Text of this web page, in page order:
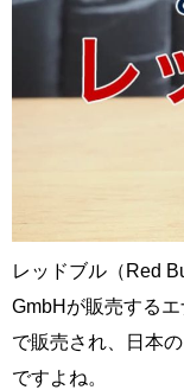
レッドブル（Red
GmbHが販売する
で販売され、日本
ですよね。